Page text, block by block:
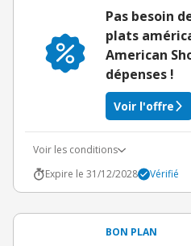
Pas besoin
plats
American
dépenses !
Voir l'offre
Voir les conditions
Expire le 31/12/2028
Vérifié
BON PLAN